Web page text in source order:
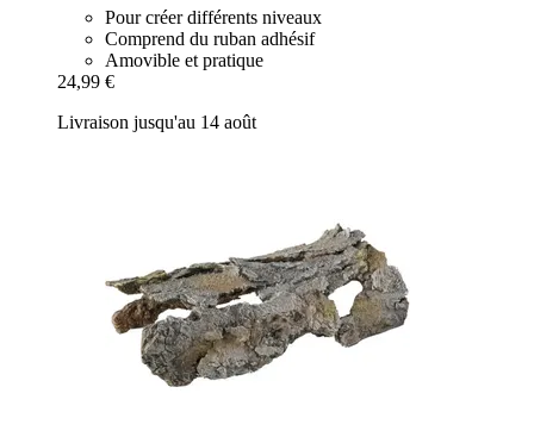
Pour créer différents niveaux
Comprend du ruban adhésif
Amovible et pratique
24,99 €
Livraison jusqu'au 14 août